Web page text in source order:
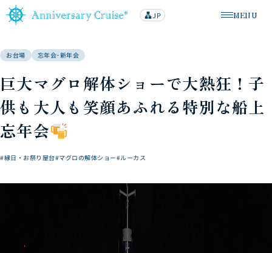
メニューを
MENU
lan
g
JP
お台場 忘年会･新年会
巨大マグロ解体ショーで大熱狂！子
供も大人も笑顔あふれる特別な船上
忘年会
#縁日・お祭り屋台#マグロの解体ショー#ルーカス